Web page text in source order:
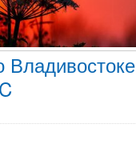
Владивостоке